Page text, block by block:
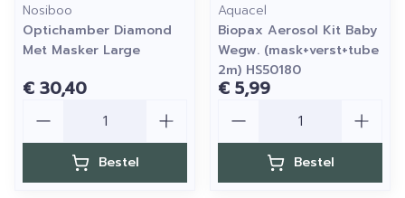
Nosiboo
Optichamber Diamond
Met Masker Large
€ 30,40
Bestel
Aquacel
Biopax Aerosol Kit Baby
Wegw. (mask+verst+tube
2m) HS50180
€ 5,99
Bestel